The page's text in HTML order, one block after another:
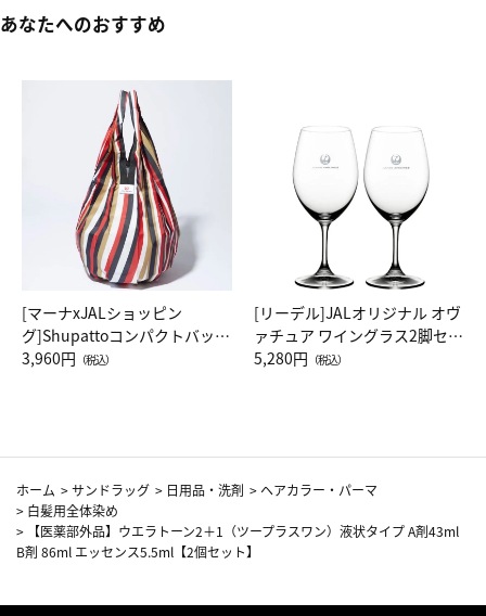
あなたへのおすすめ
[マーナxJALショッピン
グ]Shupattoコンパクトバッグ
Drop JAL客室乗務員（LC）ス
3,960円 （税込）
[リーデル]JALオリジナル オヴ
ァチュア ワイングラス2脚セッ
ト（レッドワイン）
5,280円 （税込）
ホーム >サンドラッグ > 日用品・洗剤 > ヘアカラー・パーマ
> 白髪用全体染め
>
【医薬部外品】ウエラトーン2＋1（ツープラスワン）液状タイプ A剤43ml
B剤 86ml エッセンス5.5ml【2個セット】